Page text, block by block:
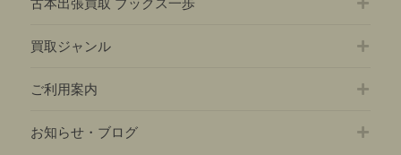
買取ジャンル
ご利用案内
お知らせ・ブログ